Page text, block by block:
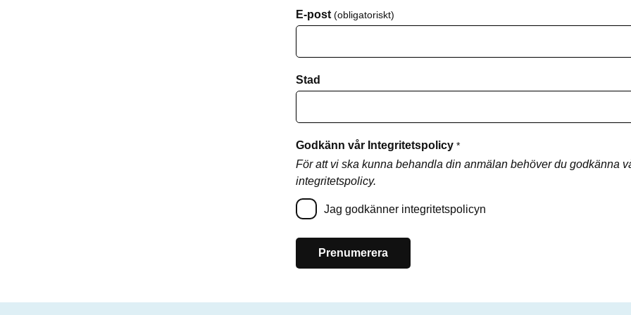
E-post (obligatoriskt)
Stad
Godkänn vår Integritetspolicy *
För att vi ska kunna behandla din anmälan behöver du godkänna
integritetspolicy.
Jag godkänner integritetspolicyn
Prenumerera